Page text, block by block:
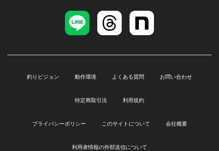
釣りビジョン 動作環境 よくある質問 お問い合わせ
特定商取引法 利用規約
プライバシーポリシー このサイトについて 会社概要
利用者情報の外部送信について